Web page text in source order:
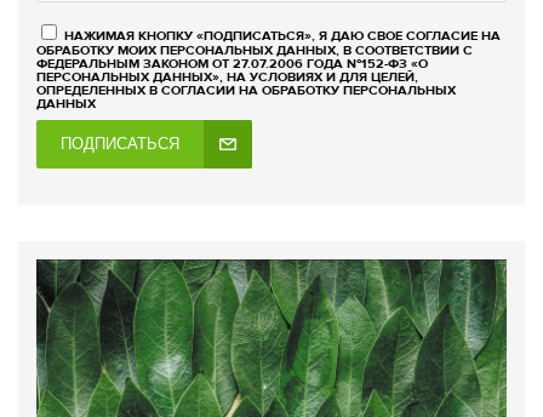
НАЖИМАЯ КНОПКУ «ПОДПИСАТЬСЯ», Я ДАЮ СВОЕ СОГЛАСИЕ НА
ОБРАБОТКУ МОИХ ПЕРСОНАЛЬНЫХ ДАННЫХ, В СООТВЕТСТВИИ С
ФЕДЕРАЛЬНЫМ ЗАКОНОМ ОТ 27.07.2006 ГОДА №152-ФЗ «О
ПЕРСОНАЛЬНЫХ ДАННЫХ», НА УСЛОВИЯХ И ДЛЯ ЦЕЛЕЙ,
ОПРЕДЕЛЕННЫХ В СОГЛАСИИ НА ОБРАБОТКУ ПЕРСОНАЛЬНЫХ
ДАННЫХ
ПОДПИСАТЬСЯ